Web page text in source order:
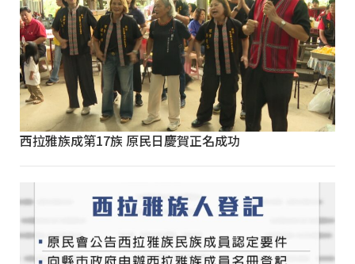
西拉雅族成第17族 原民日慶賀正名成功